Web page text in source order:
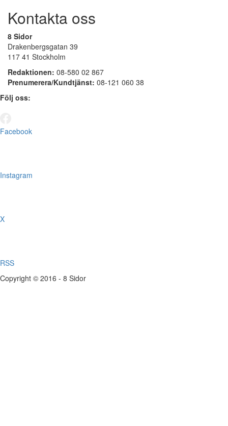
Kontakta oss
8 Sidor
Drakenbergsgatan 39
117 41 Stockholm
Redaktionen: 08-580 02 867
Prenumerera/Kundtjänst: 08-121 060 38
Följ oss:
Facebook
Instagram
X
RSS
Copyright © 2016 - 8 Sidor